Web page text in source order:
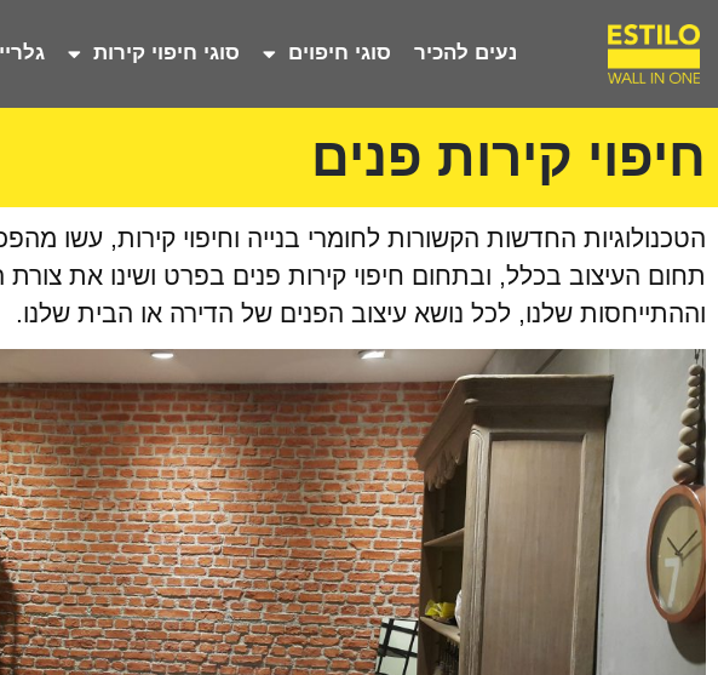
נעים להכיר סוגי חיפוים סוגי חיפוי קירות
חיפוי קירות פנים
הטכנולוגיות החדשות הקשורות לחומרי בנייה וחיפוי קירות, עשו
תחום העיצוב בכלל, ובתחום חיפוי קירות פנים בפרט ושינו את
וההתייחסות שלנו, לכל נושא עיצוב הפנים של הדירה או הבית שלנו.